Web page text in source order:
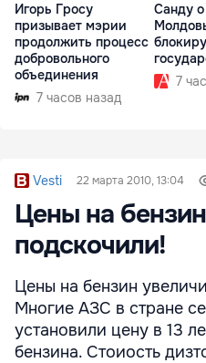
Игорь Гросу
призывает мэрии
продолжить процесс
добровольного
объединения
7 часов назад
Санду
7
Vesti 22 марта 2010, 13:04
Цены на
подскочили!
Цены на бензин
Многие АЗС в стране
установили цену в 13
бензина. Стоиость